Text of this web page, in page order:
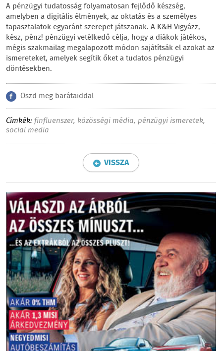
A pénzügyi tudatosság folyamatosan fejlődő készség,
amelyben a digitális élmények, az oktatás és a személyes
tapasztalatok egyaránt szerepet játszanak. A K&H Vigyázz,
kész, pénz! pénzügyi vetélkedő célja, hogy a diákok játékos,
mégis szakmailag megalapozott módon sajátítsák el azokat az
ismereteket, amelyek segítik őket a tudatos pénzügyi
döntésekben.
Oszd meg barátaiddal
Címkék: finfluenszer, közösségi média, pénzügyi ismeretek,
social media
VISSZA